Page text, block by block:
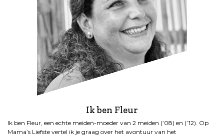
Ik ben Fleur
Ik ben Fleur, een echte meiden-moeder van 2 meiden (’08) en (’12). Op
Mama’s Liefste vertel ik je graag over het avontuur van het